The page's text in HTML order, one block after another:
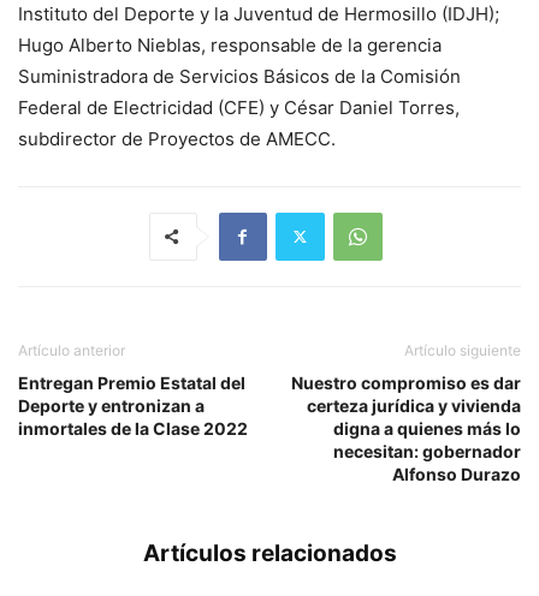
Instituto del Deporte y la Juventud de Hermosillo (IDJH);
Hugo Alberto Nieblas, responsable de la gerencia
Suministradora de Servicios Básicos de la Comisión
Federal de Electricidad (CFE) y César Daniel Torres,
subdirector de Proyectos de AMECC.
Artículo anterior
Entregan Premio Estatal del
Deporte y entronizan a
inmortales de la Clase 2022
Artículo siguiente
Nuestro compromiso es dar
certeza jurídica y vivienda
digna a quienes más lo
necesitan: gobernador
Alfonso Durazo
Artículos relacionados